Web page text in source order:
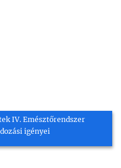
IV. Emésztőrendszer
igényei